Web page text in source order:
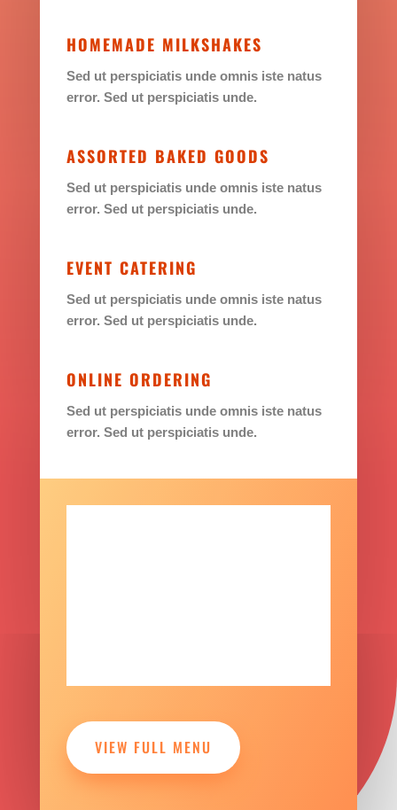
HOMEMADE MILKSHAKES
Sed ut perspiciatis unde omnis iste natus
error. Sed ut perspiciatis unde.
ASSORTED BAKED GOODS
Sed ut perspiciatis unde omnis iste natus
error. Sed ut perspiciatis unde.
EVENT CATERING
Sed ut perspiciatis unde omnis iste natus
error. Sed ut perspiciatis unde.
ONLINE ORDERING
Sed ut perspiciatis unde omnis iste natus
error. Sed ut perspiciatis unde.
VIEW FULL MENU